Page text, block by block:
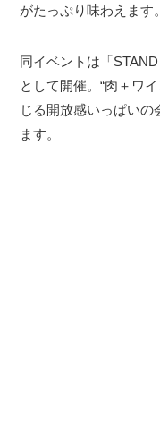
がたっぷり味わえます。
同イベントは「
として開催。“肉＋ワ
じる開放感いっぱい
ます。